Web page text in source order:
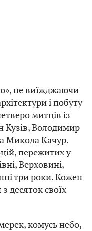
не виїжджаючи
і побуту
митців із
Кузів, Володимир
Микола Качур.
пережитих у
Верховині,
три роки. Кожен
десяток своїх
комусь небо,